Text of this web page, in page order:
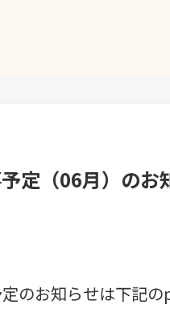
定（06月）のお
のお知らせは下記の